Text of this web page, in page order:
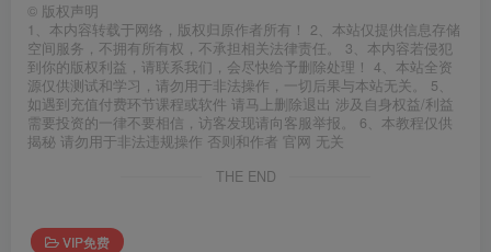
© 版权声明
1、本内容转载于网络，版权归原作者所有！ 2、本站仅提供信息存储
空间服务，不拥有所有权，不承担相关法律责任。 3、本内容若侵犯
到你的版权利益，请联系我们，会尽快给予删除处理！ 4、本站全资
源仅供测试和学习，请勿用于非法操作，一切后果与本站无关。 5、
如遇到充值付费环节课程或软件 请马上删除退出 涉及自身权益/利益
需要投资的一律不要相信，访客发现请向客服举报。 6、本教程仅供
揭秘 请勿用于非法违规操作 否则和作者 官网 无关
THE END
VIP免费